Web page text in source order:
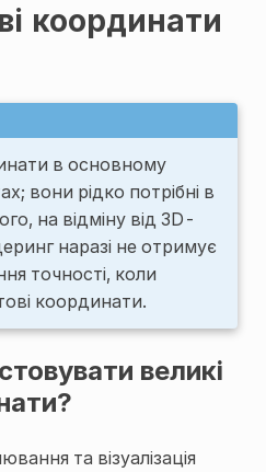
координати
в основному
вони рідко потрібні в
на відміну від 3D-
наразі не отримує
точності, коли
координати.
великі
та візуалізація